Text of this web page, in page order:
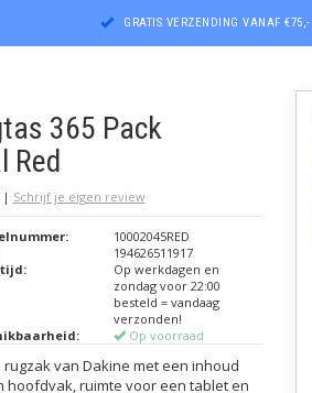
GRATIS VERZENDING VANAF €75,-
365 Pack
Red
| Schrijf je eigen review
10002045RED
194626511917
Op werkdagen en
zondag voor 22:00
besteld = vandaag
verzonden!
Op voorraad
van Dakine met een inhoud
hoofdvak, ruimte voor een tablet en